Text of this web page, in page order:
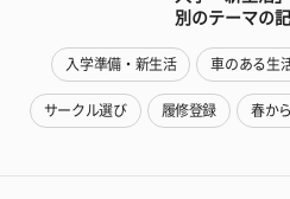
別のテーマの
入学準備・新生活 車のある生
サークル選び 履修登録 春か